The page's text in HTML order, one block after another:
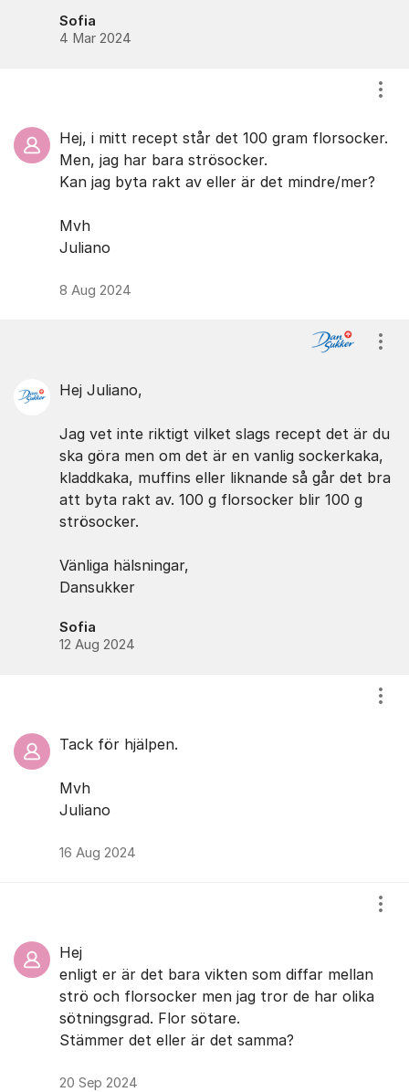
Sofia
4 Mar 2024
Hej, i mitt recept står det 100 gram florsocker.
Men, jag har bara strösocker.
Kan jag byta rakt av eller är det mindre/mer?
Mvh
Juliano
8 Aug 2024
Hej Juliano,
Jag vet inte riktigt vilket slags recept det är du
ska göra men om det är en vanlig sockerkaka,
kladdkaka, muffins eller liknande så går det bra
att byta rakt av. 100 g florsocker blir 100 g
strösocker.
Vänliga hälsningar,
Dansukker
Sofia
12 Aug 2024
Tack för hjälpen.
Mvh
Juliano
16 Aug 2024
Hej
enligt er är det bara vikten som diffar mellan
strö och florsocker men jag tror de har olika
sötningsgrad. Flor sötare.
Stämmer det eller är det samma?
20 Sep 2024